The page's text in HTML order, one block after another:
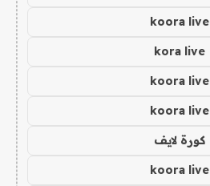
koora live
kora live
koora live
koora live
كورة لايف
koora live